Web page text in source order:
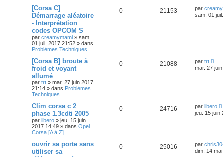
[Corsa C]
Démarrage aléatoire
- Interprétation
codes OPCOM S
par creamymami » sam.
01 juil. 2017 21:52 » dans
Problèmes Techniques
0 21153 par
sam. 01
[Corsa B] broute à
froid et voyant
allumé
par trt » mar. 27 juin 2017
21:14 » dans Problèmes
Techniques
0 21088 par trt
mar. 27
Clim corsa c 2
phase 1.3cdti 2005
par libero » jeu. 15 juin
2017 14:49 » dans Opel
Corsa [A à Z]
0 24716 par libero
jeu. 15 juin
ouvrir sa porte sans
utiliser sa
0 25016 par
dim. 14